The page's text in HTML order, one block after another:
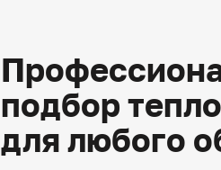
подбор
для любого